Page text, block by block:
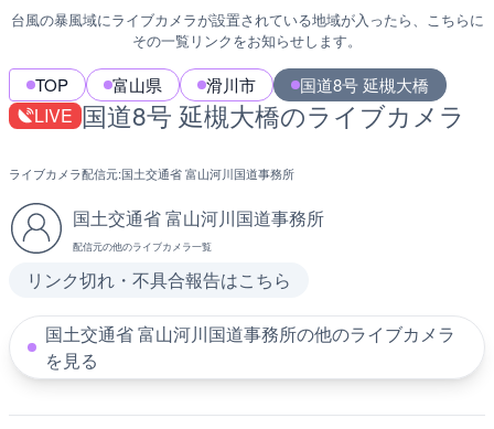
台風の暴風域にライブカメラが設置されている地域が入ったら、こちらに
その一覧リンクをお知らせします。
TOP 富山県 滑川市 国道8号 延槻大橋
LIVE 国道8号 延槻大橋のライブカメラ
ライブカメラ配信元:国土交通省 富山河川国道事務所
国土交通省 富山河川国道事務所
配信元の他のライブカメラ一覧
リンク切れ・不具合報告はこちら
国土交通省 富山河川国道事務所の他のライブカメラ
を見る